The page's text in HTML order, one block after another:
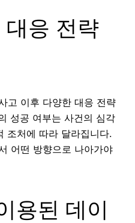
대응 전략
고 이후 다양한 대응 전략
성공 여부는 사건의 심각
조처에 따라 달라집니다.
어떤 방향으로 나아가야
용된 데이